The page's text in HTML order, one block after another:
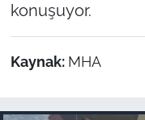
konuşuyor.
Kaynak: MHA